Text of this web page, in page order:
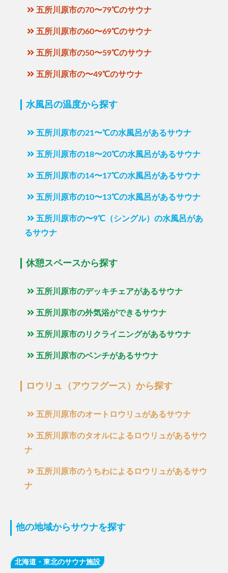
五所川原市の70〜79℃のサウナ
五所川原市の60〜69℃のサウナ
五所川原市の50〜59℃のサウナ
五所川原市の〜49℃のサウナ
水風呂の温度から探す
五所川原市の21〜℃の水風呂があるサウナ
五所川原市の18〜20℃の水風呂があるサウナ
五所川原市の14〜17℃の水風呂があるサウナ
五所川原市の10〜13℃の水風呂があるサウナ
五所川原市の〜9℃（シングル）の水風呂があ
るサウナ
休憩スペースから探す
五所川原市のデッキチェアがあるサウナ
五所川原市の外気浴ができるサウナ
五所川原市のリクライニングがあるサウナ
五所川原市のベンチがあるサウナ
ロウリュ（アウフグース）から探す
五所川原市のオートロウリュがあるサウナ
五所川原市のタオルによるロウリュがあるサウ
ナ
五所川原市のうちわによるロウリュがあるサウ
ナ
他の地域からサウナを探す
北海道・東北のサウナ施設